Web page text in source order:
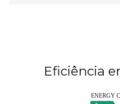
Eficiência